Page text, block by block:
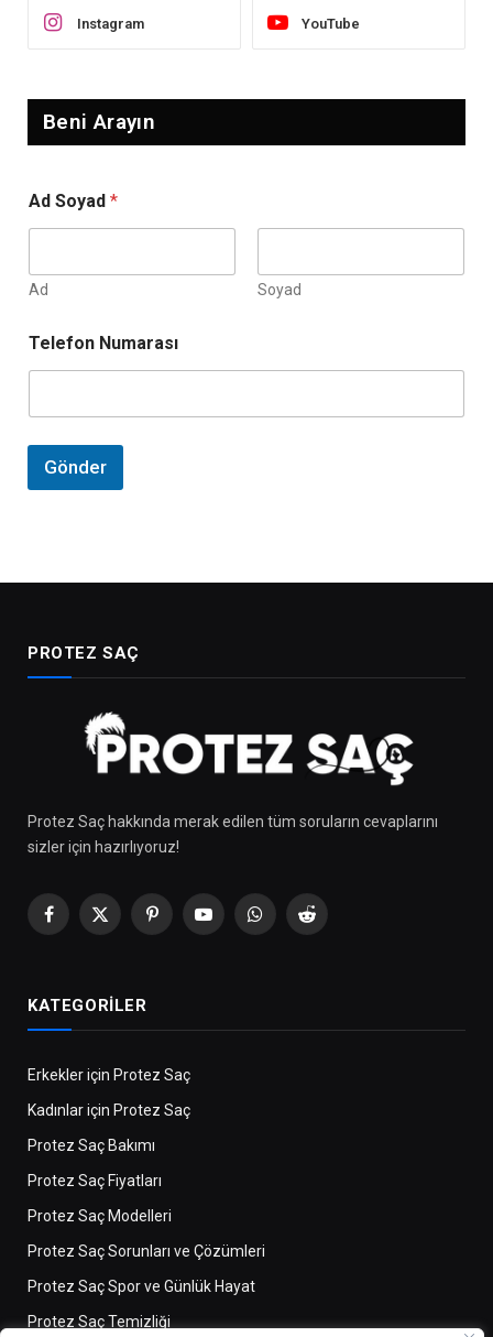
Instagram YouTube
Beni Arayın
S
o
a
d
u
m
a
a
Ad Soyad *
Ad Soyad
Telefon Numarası
Gönder
PROTEZ SAÇ
Protez Saç hakkında merak edilen tüm soruların cevaplarını
sizler için hazırlıyoruz!
Facebook
X
PinterestYoutubeWhatsApp
Reddit
KATEGORILER
Erkekler için Protez Saç
Kadınlar için Protez Saç
Protez Saç Bakımı
Protez Saç Fiyatları
Protez Saç Modelleri
Protez Saç Sorunları ve Çözümleri
Protez Saç Spor ve Günlük Hayat
Protez Saç Temizliği